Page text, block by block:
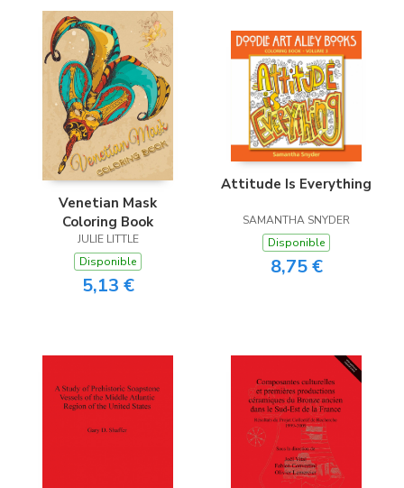
Venetian Mask
Coloring Book
JULIE LITTLE
Disponible
5,13 €
Attitude Is Everything
SAMANTHA SNYDER
Disponible
8,75 €